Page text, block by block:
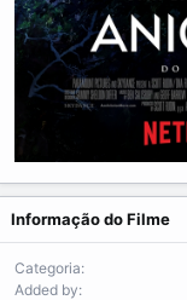
Informação do Filme
Categoria
Added by